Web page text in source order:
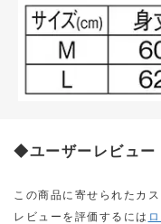
◆ユーザーレビュー
この商品に寄せられたカ
レビューを評価するには